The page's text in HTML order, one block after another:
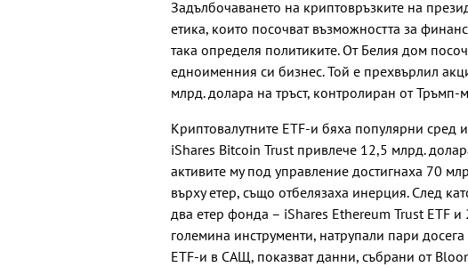
Задълбочаването на криптовръзките на
етика, които посочват възможността за
така определя политиките. От Белия дом
едноименния си бизнес. Той е прехвърлил
млрд. долара на тръст, контролиран от
Криптовалутните ETF-и бяха популярни сред
iShares Bitcoin Trust привлече 12,5 млрд.
активите му под управление достигнаха 70
върху етер, също отбелязаха инерция. След
два етер фонда – iShares Ethereum Trust ETF и
големина инструменти, натрупали пари
ETF-и в САЩ, показват данни, събрани от